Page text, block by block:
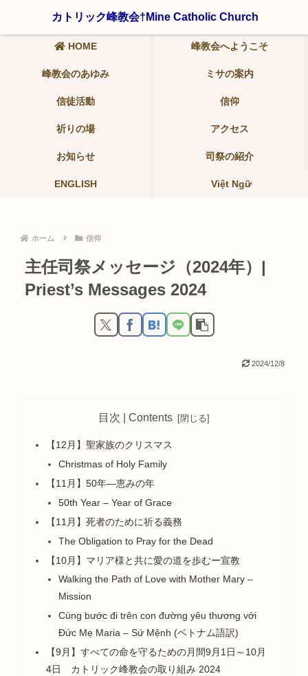
HOME 峰教会へようこそ
峰教会のあゆみ ミサの案内
信徒活動 信仰
祈りの場 アクセス
お知らせ 司祭の紹介
ENGLISH Việt Ngữ
ホーム 信仰
主任司祭メッセージ（2024年）|
Priest’s Messages 2024
2024/12/8
目次 | Contents
【12月】聖家族のクリスマス
Christmas of Holy Family
【11月】50年―恵みの年
50th Year – Year of Grace
【11月】死者のために祈る義務
The Obligation to Pray for the Dead
【10月】マリア様と共に愛の道を歩むー宣教
Walking the Path of Love with Mother Mary –
Mission
Cùng bước đi trên con đường yêu thương với
Đức Mẹ Maria – Sứ Mệnh (ベトナム語訳)
【9月】すべての命を守るための月間9月1日～10月
4日 カトリック峰教会の取り組み 2024
カトリック峰教会†Mine Catholic Church